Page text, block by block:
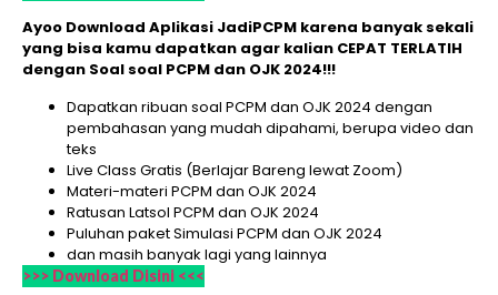
Ayoo Download Aplikasi JadiPCPM karena banyak sekali
yang bisa kamu dapatkan agar kalian CEPAT TERLATIH
dengan Soal soal PCPM dan OJK 2024!!!
Dapatkan ribuan soal PCPM dan OJK 2024 dengan
pembahasan yang mudah dipahami, berupa video dan
teks
Live Class Gratis (Berlajar Bareng lewat Zoom)
Materi-materi PCPM dan OJK 2024
Ratusan Latsol PCPM dan OJK 2024
Puluhan paket Simulasi PCPM dan OJK 2024
dan masih banyak lagi yang lainnya
>>> Download Disini <<<